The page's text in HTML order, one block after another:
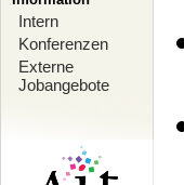
Intern
Konferenzen
Externe
Jobangebote